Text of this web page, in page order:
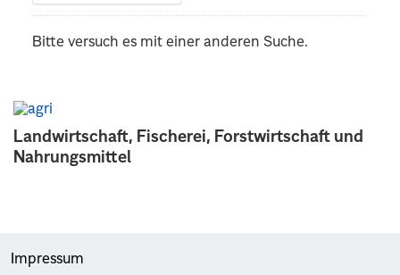
Landwirtschaft, Fischerei, Forstwirtschaft und
Nahrungsmittel
Bitte versuch es mit einer anderen Suche.
Impressum